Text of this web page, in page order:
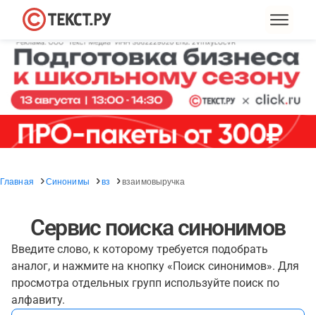
Главная Синонимы вз взаимовыручка
Сервис поиска синонимов
Введите слово, к которому требуется подобрать
аналог, и нажмите на кнопку «Поиск синонимов». Для
просмотра отдельных групп используйте поиск по
алфавиту.